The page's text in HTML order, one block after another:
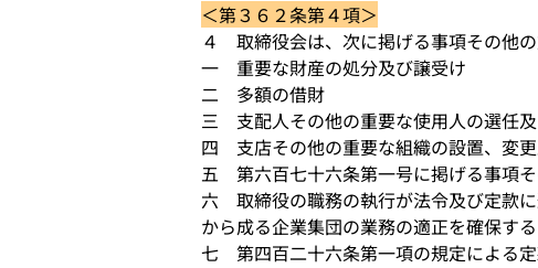
＜第３６２条第４項＞
４　取締役会は、次に掲げる事項その他
一　重要な財産の処分及び譲受け
二　多額の借財
三　支配人その他の重要な使用人の選任
四　支店その他の重要な組織の設置、変
五　第六百七十六条第一号に掲げる事項
六　取締役の職務の執行が法令及び定款
から成る企業集団の業務の適正を確保す
七　第四百二十六条第一項の規定による